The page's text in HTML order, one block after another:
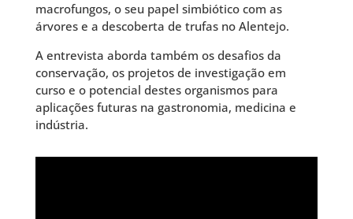
macrofungos, o seu papel simbiótico com as
árvores e a descoberta de trufas no Alentejo.
A entrevista aborda também os desafios da
conservação, os projetos de investigação em
curso e o potencial destes organismos para
aplicações futuras na gastronomia, medicina e
indústria.